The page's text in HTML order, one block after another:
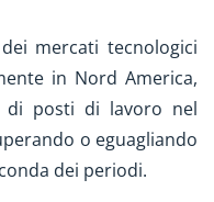
mercati tecnologici
in Nord America,
di posti di lavoro nel
o eguagliando
dei periodi.